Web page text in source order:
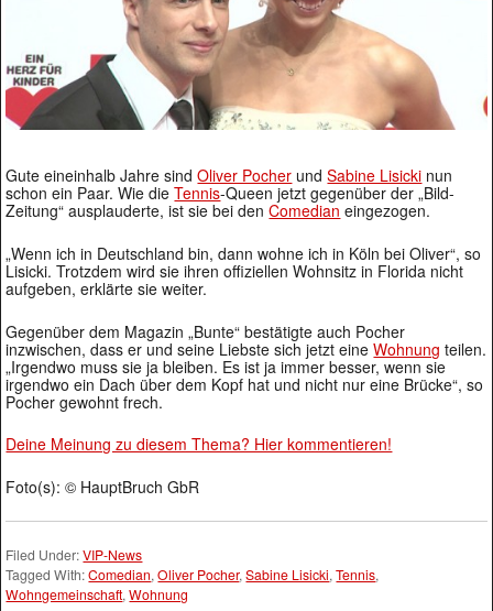
Gute eineinhalb Jahre sindOliver Pocher undSabine Lisicki nun
schon ein Paar. Wie dieTennis-Queen jetzt gegenüber der „Bild-
Zeitung“ ausplauderte, ist sie bei denComedian eingezogen.
„Wenn ich in Deutschland bin, dann wohne ich in Köln bei Oliver“, so
Lisicki. Trotzdem wird sie ihren offiziellen Wohnsitz in Florida nicht
aufgeben, erklärte sie weiter.
Gegenüber dem Magazin „Bunte“ bestätigte auch Pocher
inzwischen, dass er und seine Liebste sich jetzt eineWohnung teilen.
„Irgendwo muss sie ja bleiben. Es ist ja immer besser, wenn sie
irgendwo ein Dach über dem Kopf hat und nicht nur eine Brücke“, so
Pocher gewohnt frech.
Deine Meinung zu diesem Thema? Hier kommentieren!
Foto(s): © HauptBruch GbR
Filed Under:VIP-News
Tagged With:Comedian,Oliver Pocher,Sabine Lisicki,Tennis,
Wohngemeinschaft,Wohnung